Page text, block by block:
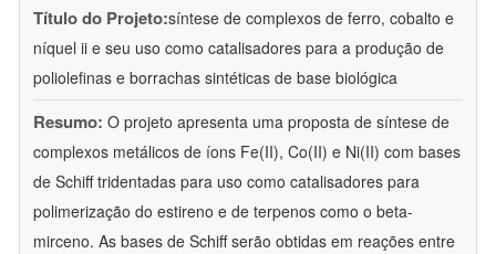
Título do Projeto:síntese de complexos de ferro, cobalto e
níquel ii e seu uso como catalisadores para a produção de
poliolefinas e borrachas sintéticas de base biológica
Resumo: O projeto apresenta uma proposta de síntese de
complexos metálicos de íons Fe(II), Co(II) e Ni(II) com bases
de Schiff tridentadas para uso como catalisadores para
polimerização do estireno e de terpenos como o beta-
mirceno. As bases de Schiff serão obtidas em reações entre